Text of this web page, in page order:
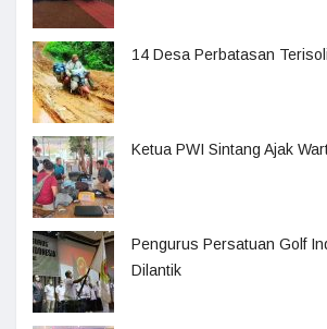
14 Desa Perbatasan
Ketua PWI Sintang Ajak
Pengurus Persatuan Golf
Dilantik